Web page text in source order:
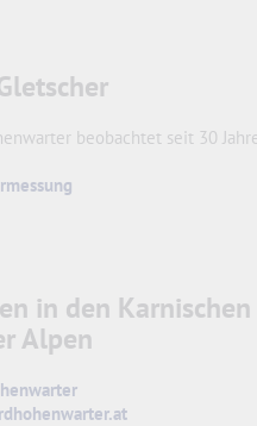
beobachtet seit 30
in den
Alpen